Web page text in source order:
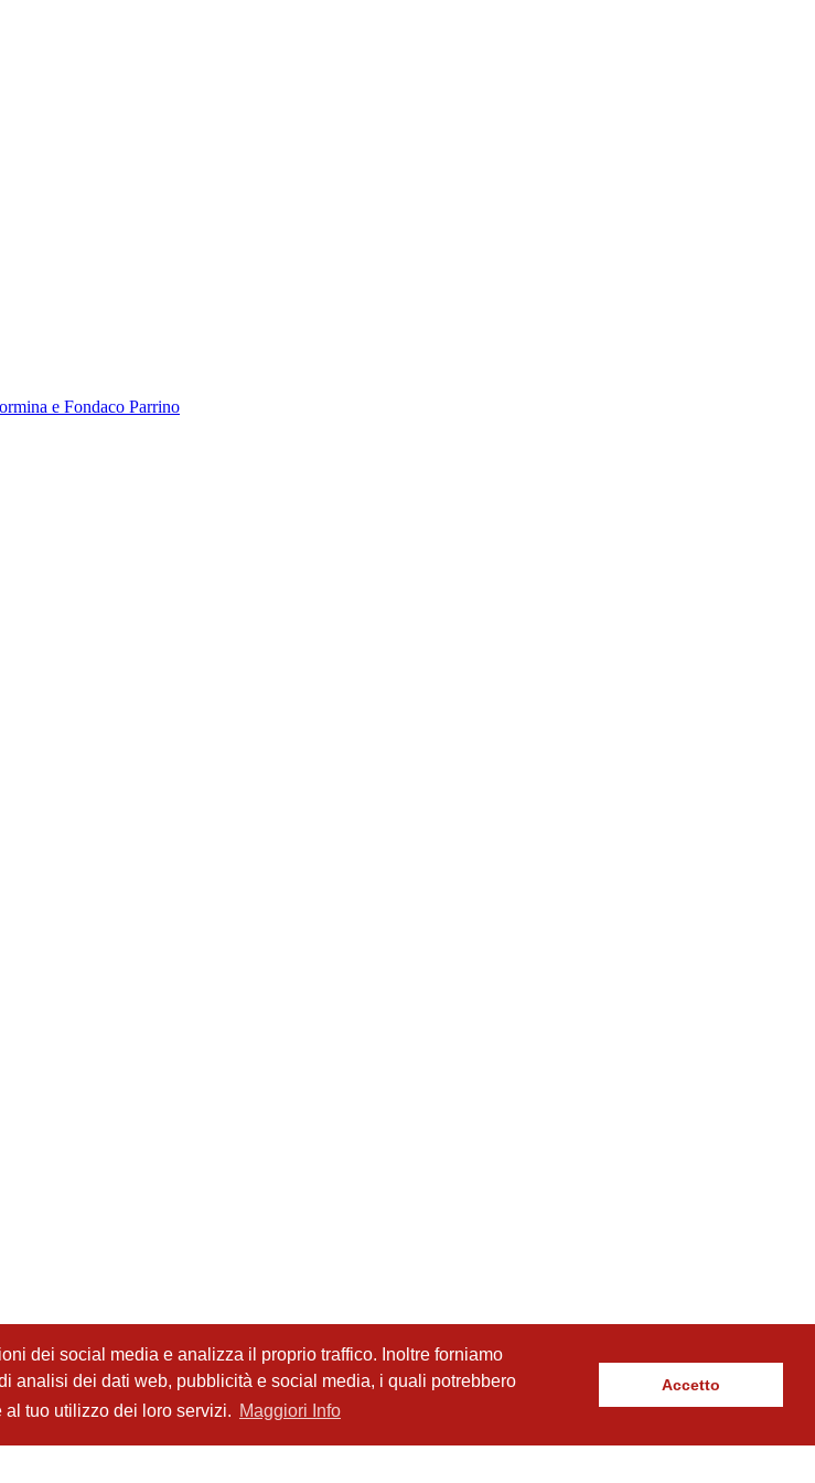
dei social media e analizza il proprio traffico. Inoltre forniamo
analisi dei dati web, pubblicità e social media, i quali potrebbero
tuo utilizzo dei loro servizi. Maggiori Info
Accetto
e Fondaco Parrino